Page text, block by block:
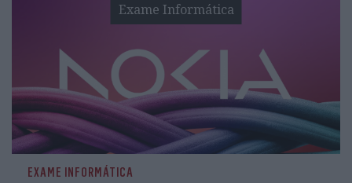
Exame Informática
EXAME INFORMÁTICA